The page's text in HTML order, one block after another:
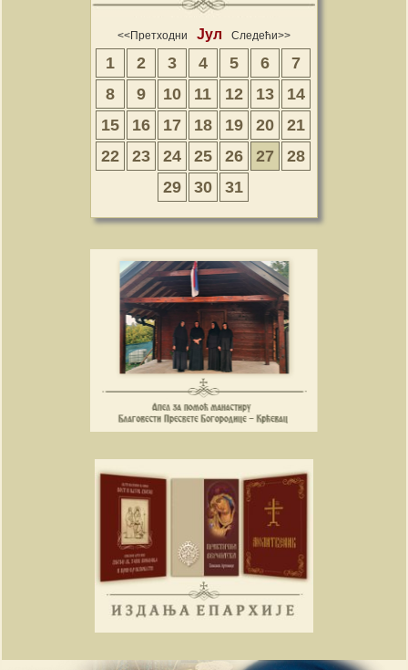
<<Претходни Јул Следећи>>
1 2 3 4 5 6
7
8
9 10 11 12 13
14
15
16 17 18 19 20
21
22
23 24 25 26 27
28
29
30 31